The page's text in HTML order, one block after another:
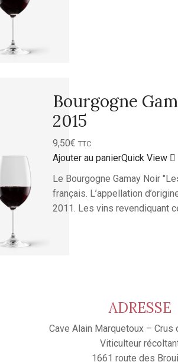
Bourgogne
2015
9,50€ TTC
Ajouter au panierQuick View
Le Bourgogne Gamay Noir
français. L’appellation
2011. Les vins revendiquant
ADRESSE
Cave Alain Marquetoux – Crus
Viticulteur
1661 route des